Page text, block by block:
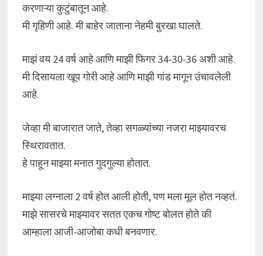
करणाऱ्या कुटुंबातून आहे.
मी गृहिणी आहे. मी बाहेर जाताना नेहमी बुरखा घालते.
माझं वय 24 वर्ष आहे आणि माझी फिगर 34-30-36 अशी आहे.
मी दिसायला खूप गोरी आहे आणि माझी गांड मागून उंचावलेली
आहे.
जेव्हा मी बाजारात जाते, तेव्हा सगळ्यांच्या नजरा माझ्यावरच
स्थिरावतात.
हे पाहून माझ्या मनात गुदगुल्या होतात.
माझ्या लग्नाला 2 वर्ष होत आली होती, पण मला मूल होत नव्हतं.
माझे सासरचे माझ्यावर सतत एकच गोष्ट बोलत होते की
आम्हाला आजी-आजोबा कधी बनवणार.